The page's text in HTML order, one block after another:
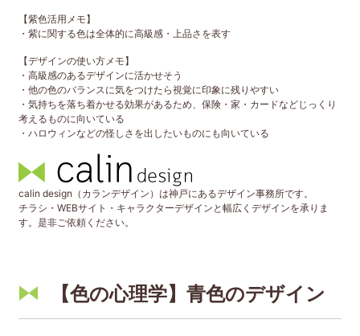
【紫色活用メモ】
・紫に関する色は全体的に高級感・上品さを表す
【デザインの使い方メモ】
・高級感のあるデザインに活かせそう
・他の色のバランスに気をつけたら視覚に印象に残りやすい
・気持ちを落ち着かせる効果があるため、保険・家・カードなどじっくり
考えるものに向いている
・ハロウィンなどの怪しさを出したいものにも向いている
calin design（カランデザイン）は神戸にあるデザイン事務所です。
チラシ・WEBサイト・キャラクターデザインと幅広くデザインを承りま
す。是非ご依頼ください。
【色の心理学】青色のデザイン